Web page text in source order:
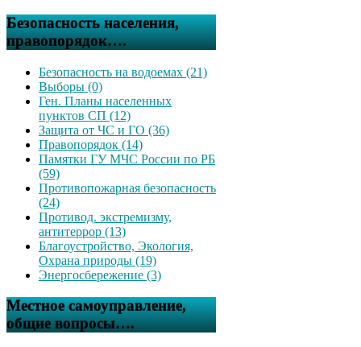
Безопасность населения,
правопорядок….
Безопасность на водоемах (21)
Выборы (0)
Ген. Планы населенных
пунктов СП (12)
Защита от ЧС и ГО (36)
Правопорядок (14)
Памятки ГУ МЧС России по РБ
(59)
Противопожарная безопасность
(24)
Противод. экстремизму,
антитеррор (13)
Благоустройство, Экология,
Охрана природы (19)
Энергосбережение (3)
Местное самоуправление,
общие вопросы….